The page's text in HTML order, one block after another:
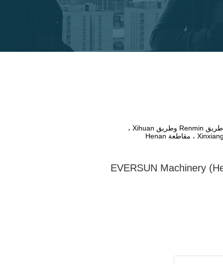
تقاطع طريق Renmin وطريق Xihuan ،
EVERSUN Machinery